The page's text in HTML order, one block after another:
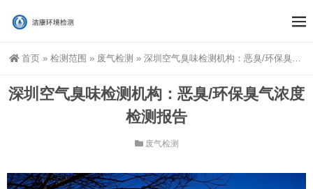
首页 » 检测范围 » 废气检测 » 深圳空气臭味检测机构：恶臭/环保臭气浓度检测报告
深圳空气臭味检测机构：恶臭/环保臭气浓度
检测报告
废气检测